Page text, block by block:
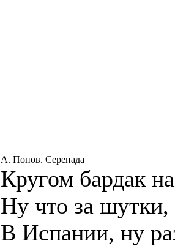
А. Попов. Серенада
Кругом бардак
Ну что за шутки,
В Испании, ну